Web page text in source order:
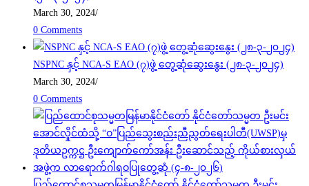
March 30, 2024/
0 Comments
NSPNC နှင့် NCA-S EAO (၇)ဖွဲ့ တွေ့ဆုံဆွေးနွေး (၂၈-၃-၂၀၂၄)
March 30, 2024/
0 Comments